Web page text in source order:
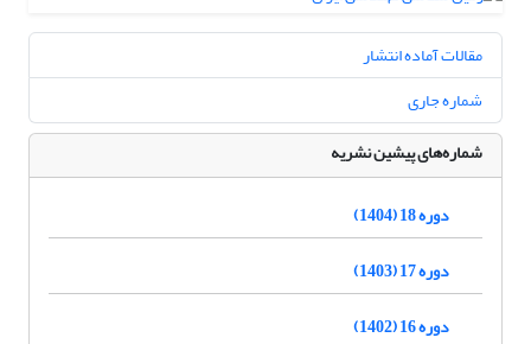
مقالات آماده انتشار
شماره جاری
شماره‌های پیشین نشریه
دوره 18 (1404)
دوره 17 (1403)
دوره 16 (1402)